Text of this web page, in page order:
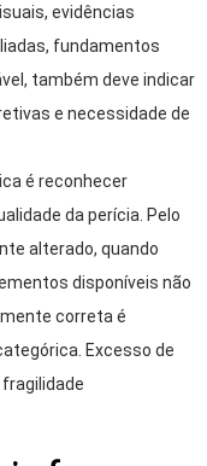
evidências
fundamentos
também deve indicar
e necessidade de
é reconhecer
da perícia. Pelo
alterado, quando
disponíveis não
correta é
Excesso de